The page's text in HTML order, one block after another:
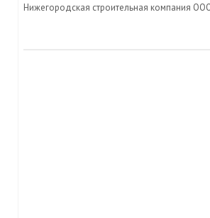
Нижегородская строительная компания